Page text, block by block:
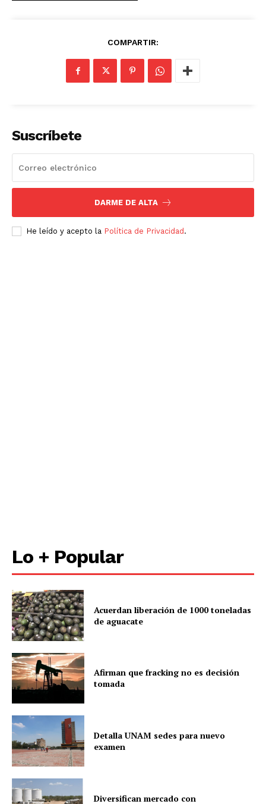
Empresa
Política de privacidad
COMPARTIR:
Suscríbete
DARME DE ALTA
He leído y acepto la Política de Privacidad .
Lo + Popular
Acuerdan liberación de 1000 toneladas
de aguacate
Afirman que fracking no es decisión
tomada
Detalla UNAM sedes para nuevo
examen
Diversifican mercado con